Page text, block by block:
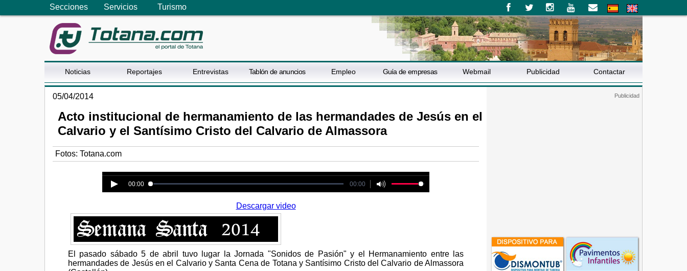
Secciones Servicios Turismo
Noticias Reportajes Entrevistas Tablón de anuncios Empleo Guía de empresas Webmail Publicidad Contactar
05/04/2014
Acto institucional de hermanamiento de las hermandades de Jesús en el
Calvario y el Santísimo Cristo del Calvario de Almassora
Fotos: Totana.com
Error loading media: File could not be played
00:00 00:00
Descargar video
El pasado sábado 5 de abril tuvo lugar la Jornada "Sonidos de Pasión" y el Hermanamiento entre las
hermandades de Jesús en el Calvario y Santa Cena de Totana y Santísimo Cristo del Calvario de Almassora